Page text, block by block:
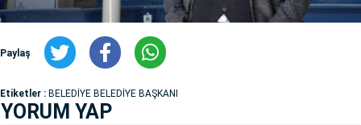
Paylaş
Etiketler : BELEDİYE BELEDİYE BAŞKANI
YORUM YAP